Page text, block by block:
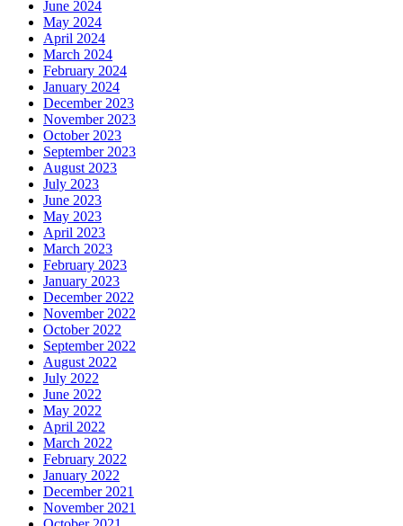
June 2024
May 2024
April 2024
March 2024
February 2024
January 2024
December 2023
November 2023
October 2023
September 2023
August 2023
July 2023
June 2023
May 2023
April 2023
March 2023
February 2023
January 2023
December 2022
November 2022
October 2022
September 2022
August 2022
July 2022
June 2022
May 2022
April 2022
March 2022
February 2022
January 2022
December 2021
November 2021